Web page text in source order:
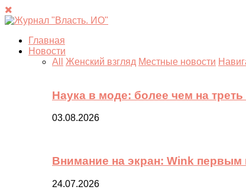
Главная
Новости
All
Женский взгляд Местные новости
Наука в моде: более чем на
03.08.2026
Внимание на экран: Wink первым
24.07.2026